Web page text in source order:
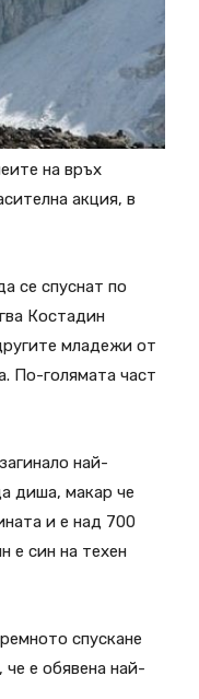
на връх
акция, в
се спуснат по
Костадин
младежи от
По-голямата част
най-
диша, макар че
и е над 700
е син на техен
спускане
е обявена най-